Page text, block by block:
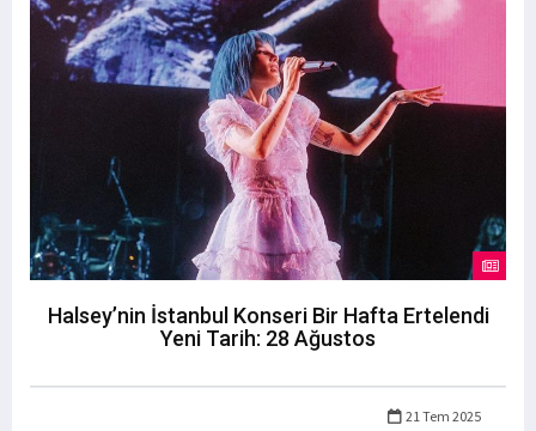
Halsey’nin İstanbul Konseri Bir Hafta Ertelendi
Yeni Tarih: 28 Ağustos
21 Tem 2025